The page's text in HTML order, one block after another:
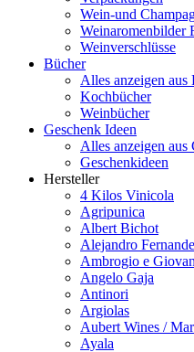
Wein-und
Weinaromenbilder
Weinverschlüsse
Bücher
Alles anzeigen aus
Kochbücher
Weinbücher
Geschenk Ideen
Alles anzeigen aus
Geschenkideen
Hersteller
4 Kilos Vinicola
Agripunica
Albert Bichot
Alejandro
Ambrogio e
Angelo Gaja
Antinori
Argiolas
Aubert Wines /
Ayala